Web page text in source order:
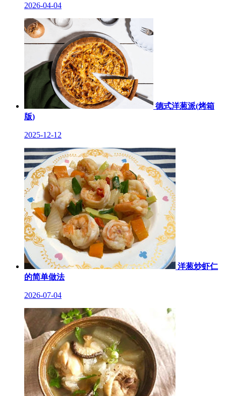
2026-04-04
德式洋葱派(烤箱
版)
2025-12-12
洋葱炒虾仁
的简单做法
2026-07-04